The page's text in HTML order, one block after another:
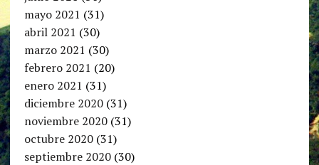
mayo 2021 (31)
abril 2021 (30)
marzo 2021 (30)
febrero 2021 (20)
enero 2021 (31)
diciembre 2020(31)
noviembre 2020(31)
octubre 2020(31)
septiembre 2020(30)